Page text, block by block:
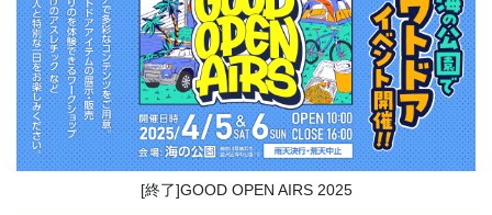
[終了]GOOD OPEN AIRS 2025